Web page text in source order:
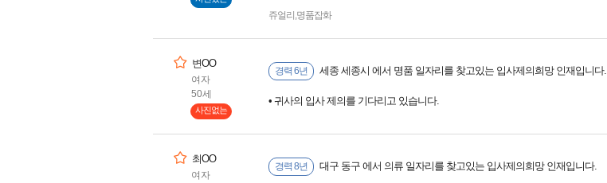
쥬얼리 ,명품잡화
변OO
여자
50세
사진없는
경력 6년 세종 세종시 에서 명품 일자리를 찾고있는 입사제의희망 인재입니다.
• 귀사의 입사 제의를 기다리고 있습니다.
최OO
여자
경력 8년 대구 동구 에서 의류 일자리를 찾고있는 입사제의희망 인재입니다.